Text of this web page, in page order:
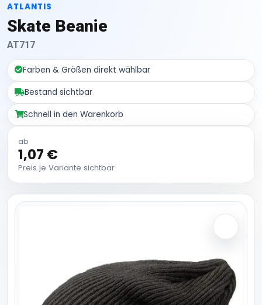
ATLANTIS
Skate Beanie
AT717
Farben & Größen direkt wählbar
Bestand sichtbar
Schnell in den Warenkorb
ab
1,07 €
Preis je Variante sichtbar